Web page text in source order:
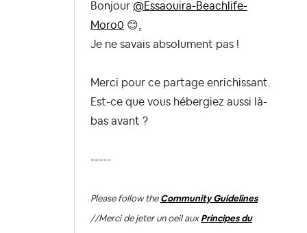
Bonjour @Essaouira-Beachlife-
Moro0 😊
Je ne savais absolument pas !
Merci pour ce partage enrichissant.
Est-ce que vous hébergiez aussi là-
bas avant ?
-----
Please follow the Community Guidelines
//Merci de jeter un oeil aux Principes du